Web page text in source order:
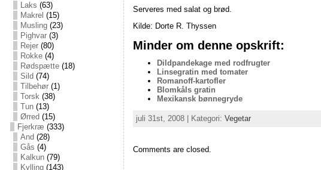
Laks (63)
Makrel (15)
Musling(23)
Pighvar(3)
Rejer(80)
Rokke(4)
Rødspætte(18)
Sild (74)
Tilbehør(1)
Torsk(38)
Tun(13)
Ørred (15)
Fjerkræ (333)
And (28)
Gås (4)
Kalkun(79)
Kylling(143)
Serveres med salat og brød.
Kilde: Dorte R. Thyssen
Minder om denne opskrift:
Dildpandekage med rodfrugter
Linsegratin med tomater
Romanoff-kartofler
Blomkåls gratin
Mexikansk bønnegryde
juli 31st, 2008 | Kategori: Vegetar
Comments are closed.